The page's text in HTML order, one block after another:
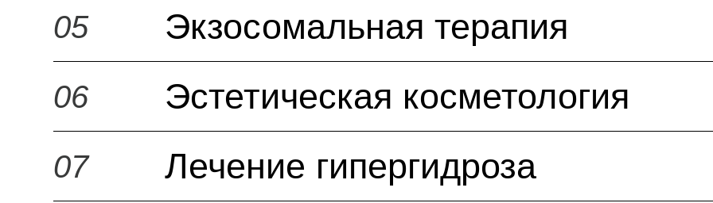
05 Экзосомальная терапия
06 Эстетическая косметология
07 Лечение гипергидроза